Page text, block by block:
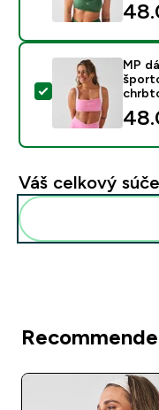
Vybrať tento
MP
Váš celkový